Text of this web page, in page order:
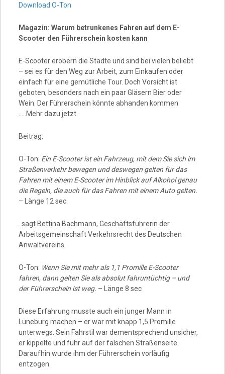
Download O-Ton
Magazin: Warum betrunkenes Fahren auf dem E-
Scooter den Führerschein kosten kann
E-Scooter erobern die Städte und sind bei vielen beliebt
– sei es für den Weg zur Arbeit, zum Einkaufen oder
einfach für eine gemütliche Tour. Doch Vorsicht ist
geboten, besonders nach ein paar Gläsern Bier oder
Wein. Der Führerschein könnte abhanden kommen
…..Mehr dazu jetzt.
Beitrag:
O-Ton: Ein E-Scooter ist ein Fahrzeug, mit dem Sie sich im
Straßenverkehr bewegen und deswegen gelten für das
Fahren mit einem E-Scooter im Hinblick auf Alkohol genau
die Regeln, die auch für das Fahren mit einem Auto gelten.
– Länge 12 sec.
..sagt Bettina Bachmann, Geschäftsführerin der
Arbeitsgemeinschaft Verkehrsrecht des Deutschen
Anwaltvereins.
O-Ton: Wenn Sie mit mehr als 1,1 Promille E-Scooter
fahren, dann gelten Sie als absolut fahruntüchtig – und
der Führerschein ist weg. – Länge 8 sec
Diese Erfahrung musste auch ein junger Mann in
Lüneburg machen – er war mit knapp 1,5 Promille
unterwegs. Sein Fahrstil war dementsprechend unsicher,
er kippelte und fuhr auf der falschen Straßenseite.
Daraufhin wurde ihm der Führerschein vorläufig
entzogen.